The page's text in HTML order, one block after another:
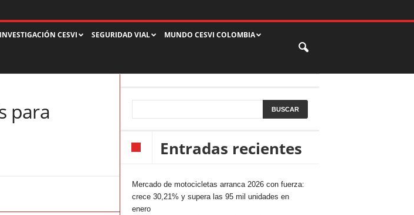
INVESTIGACIÓN CESVI SEGURIDAD VIAL MUNDO CESVI COLOMBIA
para
Entradas recientes
Mercado de motocicletas arranca 2026 con fuerza:
crece 30,21% y supera las 95 mil unidades en
enero